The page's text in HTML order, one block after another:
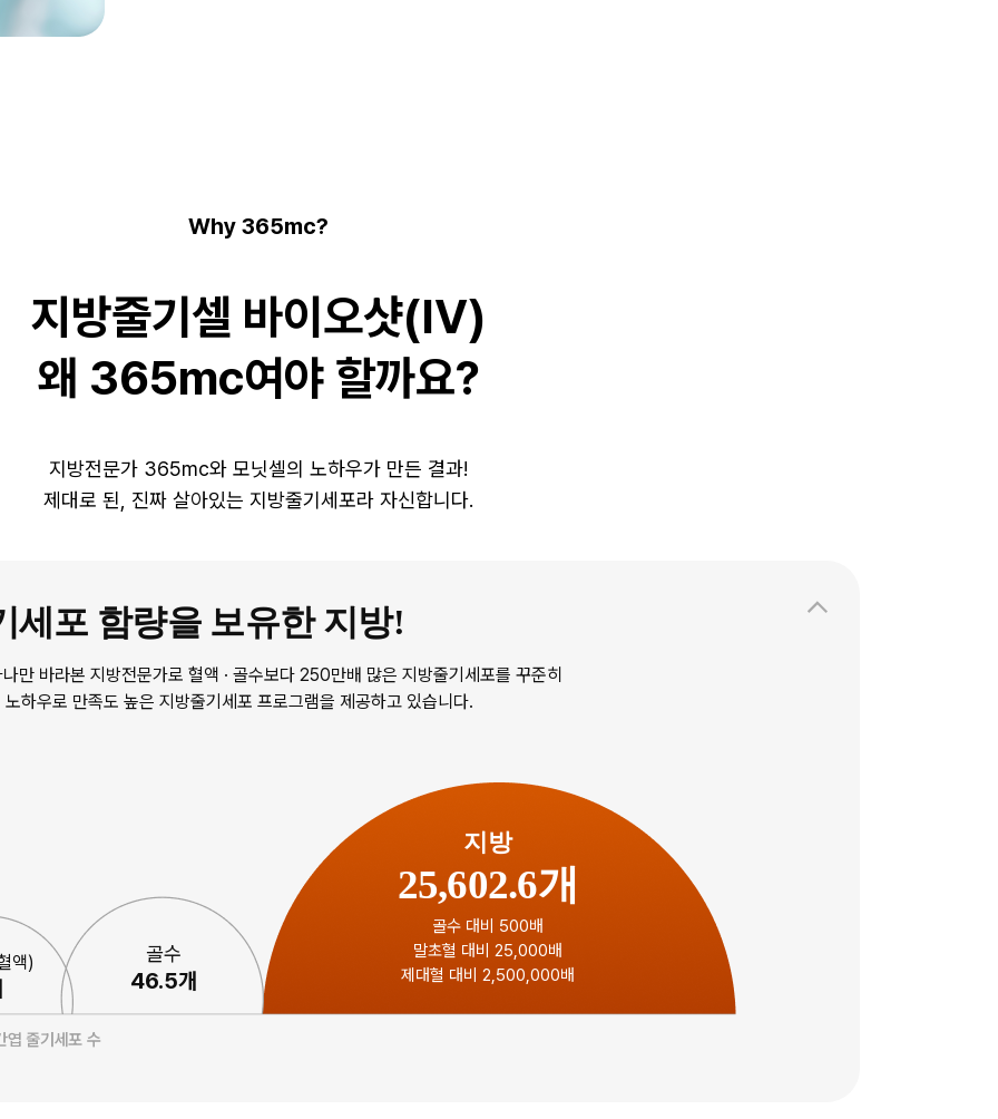
Why 365mc?
지방줄기셀 바이오샷(IV)
왜 365mc여야 할까요?
지방전문가 365mc와 모닛셀의 노하우가 만든 결과!
제대로 된, 진짜 살아있는 지방줄기세포라 자신합니다.
세포 함량을 보유한 지방!
만 바라본 지방전문가로 혈액 · 골수보다 250만배 많은 지방줄기세포를 꾸준히
노하우로 만족도 높은 지방줄기세포 프로그램을 제공하고 있습니다.
액) 골수
46.5개
지방
25,602.6개
골수 대비 500배
말초혈 대비 25,000배
제대혈 대비 2,500,000배
줄기세포 수